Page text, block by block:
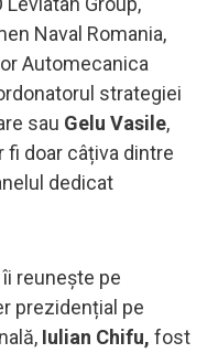
Naval Romania,
Automecanica
strategiei
sau Gelu Vasile,
fi doar câțiva dintre
dedicat
reunește pe
prezidențial pe
Iulian Chifu, fost